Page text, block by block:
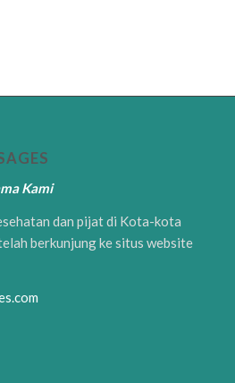
Kami
dan pijat di Kota-kota
berkunjung ke situs website